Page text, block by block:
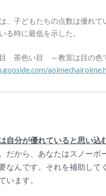
、子どもたちの点数は優れ
る時に最低を示した。
茶色い目 ～教室は目の色
自分が優れていると思い
だから、あなたはスノー
なんです。それを補助して
います。